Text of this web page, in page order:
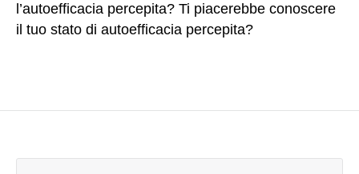
l’autoefficacia percepita? Ti piacerebbe conoscere
il tuo stato di autoefficacia percepita?
L’autoefficacia percepita riguarda una serie di
aspettative di ottenere un esito positivo in